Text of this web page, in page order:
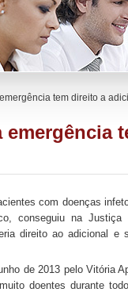
tem direito a
emergência
com doenças
conseguiu na
direito ao adicional e
de 2013 pelo Vitória
doentes durante